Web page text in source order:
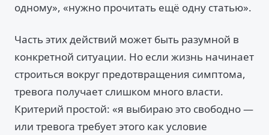
одному», «нужно прочитать ещё одну статью».
Часть этих действий может быть разумной в
конкретной ситуации. Но если жизнь начинает
строиться вокруг предотвращения симптома,
тревога получает слишком много власти.
Критерий простой: «я выбираю это свободно —
или тревога требует этого как условие